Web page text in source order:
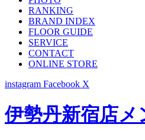
RANKING
BRAND INDEX
FLOOR GUIDE
SERVICE
CONTACT
ONLINE STORE
instagram Facebook X
伊勢丹新宿店メ